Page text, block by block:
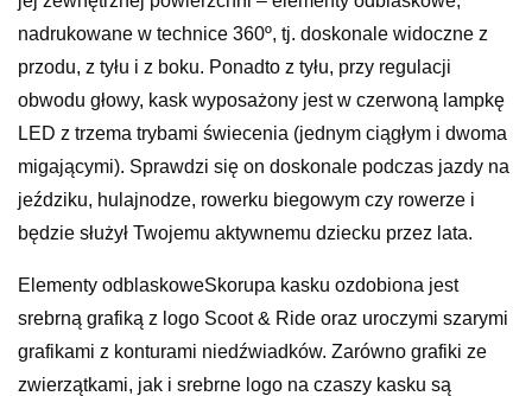
nadrukowane w technice 360º, tj. doskonale widoczne z
przodu, z tyłu i z boku. Ponadto z tyłu, przy regulacji
obwodu głowy, kask wyposażony jest w czerwoną lampkę
LED z trzema trybami świecenia (jednym ciągłym i dwoma
migającymi). Sprawdzi się on doskonale podczas jazdy na
jeździku, hulajnodze, rowerku biegowym czy rowerze i
będzie służył Twojemu aktywnemu dziecku przez lata.
Elementy odblaskoweSkorupa kasku ozdobiona jest
srebrną grafiką z logo Scoot & Ride oraz uroczymi szarymi
grafikami z konturami niedźwiadków. Zarówno grafiki ze
zwierzątkami, jak i srebrne logo na czaszy kasku są